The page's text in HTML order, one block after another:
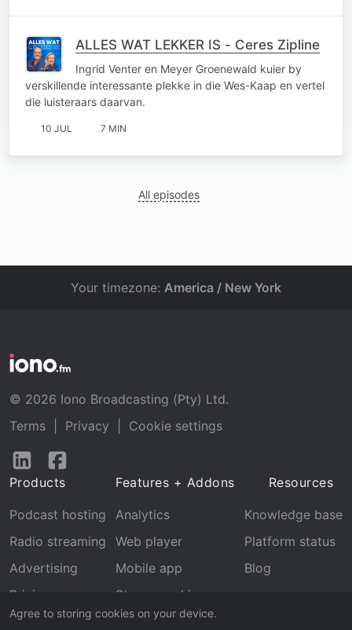
ALLES WAT LEKKER IS - Ceres Zipline
Ingrid Venter en Meyer Groenewald kuier by
verskillende interessante plekke in die Wes-Kaap en vertel
die luisteraars daarvan.
10 JUL 7 MIN
All episodes
Agree to storing cookies on your device.
Your timezone: America / New York
© 2026 Iono Broadcasting (Pty) Ltd.
Terms
Privacy
Cookie settings
Follow
LinkedInFacebook
Products
Podcast hosting
Radio streaming
Advertising
Pricing
Features + Addons
Analytics
Web player
Mobile app
Stream archive
Recognition
Resources
Knowledge base
Platform status
Blog